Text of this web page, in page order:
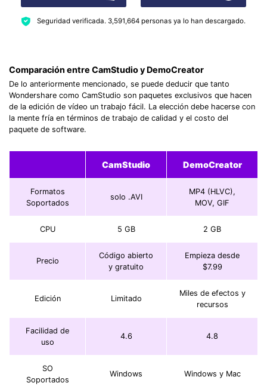
Seguridad verificada. 3,591,664personas ya lo han descargado.
Comparación entre CamStudio y DemoCreator
De lo anteriormente mencionado, se puede deducir que tanto
Wondershare como CamStudio son paquetes exclusivos que hacen
de la edición de vídeo un trabajo fácil. La elección debe hacerse con
la mente fría en términos de trabajo de calidad y el costo del
paquete de software.
CamStudio DemoCreator
Formatos
Soportados
solo .AVI
MP4 (HLVC),
MOV, GIF
CPU 5 GB 2 GB
Precio
Código abierto
y gratuito
Empieza desde
$7.99
Edición Limitado
Miles de efectos y
recursos
Facilidad de
uso
4.6 4.8
SO
Soportados
Windows Windows y Mac